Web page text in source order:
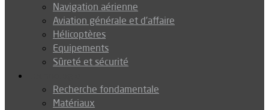
Navigation aérienne
Aviation générale et d’affaire
Hélicoptères
Equipements
Sûreté et sécurité
Recherche fondamentale
Matériaux